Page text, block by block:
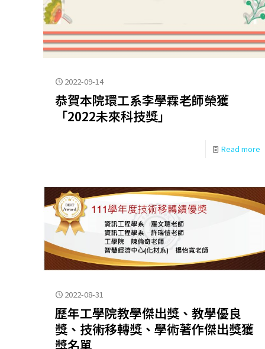
2022-09-14
恭賀本院環工系李學霖老師榮獲
「2022未來科技獎」
Read more
2022-08-31
歷年工學院教學傑出獎、教學優良
獎、技術移轉獎、學術著作傑出獎獲
獎名單